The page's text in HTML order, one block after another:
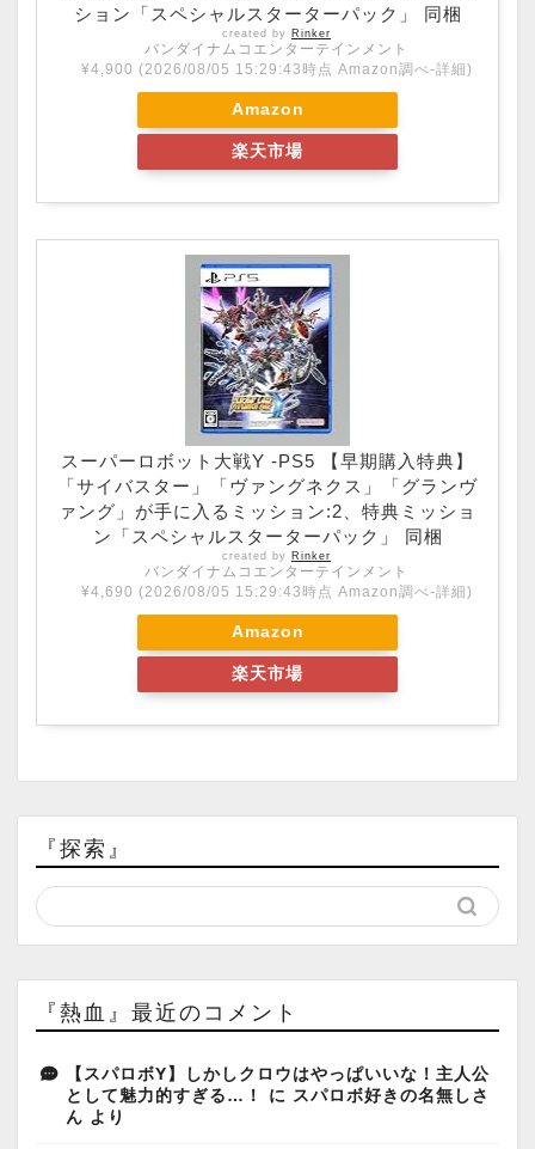
ション「スペシャルスターターパック」 同梱
created by Rinker
バンダイナムコエンターテインメント
¥4,900 (2026/08/05 15:29:43時点 Amazon調べ-詳細)
Amazon
楽天市場
スーパーロボット大戦Y -PS5 【早期購入特典】
「サイバスター」「ヴァングネクス」「グランヴ
ァング」が手に入るミッション:2、特典ミッショ
ン「スペシャルスターターパック」 同梱
created by Rinker
バンダイナムコエンターテインメント
¥4,690 (2026/08/05 15:29:43時点 Amazon調べ-詳細)
Amazon
楽天市場
『探索』
『熱血』最近のコメント
【スパロボY】しかしクロウはやっぱいいな！主人公
として魅力的すぎる…！
に スパロボ好きの名無しさ
ん より